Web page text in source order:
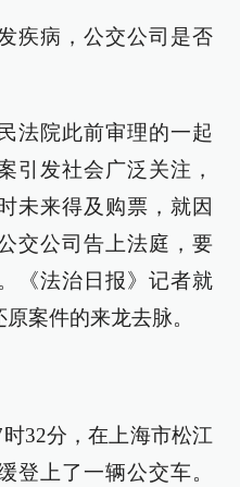
疾病，公交公司是否
法院此前审理的一起
引发社会广泛关注，
未来得及购票，就因
交公司告上法庭，要
《法治日报》记者就
案件的来龙去脉。
32分，在上海市松江
登上了一辆公交车。